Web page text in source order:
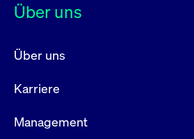
Über uns
Über uns
Karriere
Management